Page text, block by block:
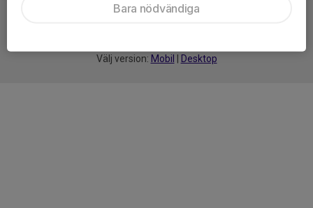
Välj version: Mobil Desktop
Bara nödvändiga